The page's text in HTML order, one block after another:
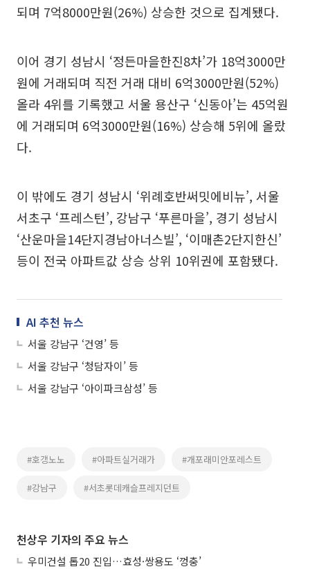
되며 7억8000만원(26%) 상승한 것으로 집계됐다.
이어 경기 성남시 ‘정든마을한진8차’가 18억3000만
원에 거래되며 직전 거래 대비 6억3000만원(52%)
올라 4위를 기록했고 서울 용산구 ‘신동아’는 45억원
에 거래되며 6억3000만원(16%) 상승해 5위에 올랐
다.
이 밖에도 경기 성남시 ‘위례호반써밋에비뉴’, 서울
서초구 ‘프레스턴’, 강남구 ‘푸른마을’, 경기 성남시
‘산운마을14단지경남아너스빌’, ‘이매촌2단지한신’
등이 전국 아파트값 상승 상위 10위권에 포함됐다.
AI 추천 뉴스
서울 강남구 ‘건영’ 등
서울 강남구 ‘청담자이’ 등
서울 강남구 ‘아이파크삼성’ 등
#호갱노노 #아파트실거래가 #개포래미안포레스트
#강남구 #서초롯데캐슬프레지던트
천상우 기자의 주요 뉴스
우미건설 톱20 진입…효성·쌍용도 ‘껑충’